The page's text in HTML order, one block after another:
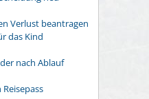
Verlust beantragen
das Kind
nach Ablauf